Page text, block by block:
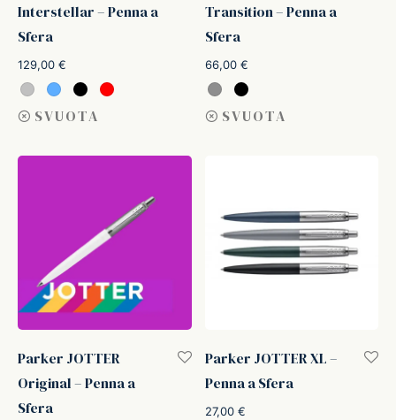
Interstellar – Penna a
Sfera
129,00 €
SVUOTA
Transition – Penna a
Sfera
66,00 €
SVUOTA
Parker JOTTER
Original – Penna a
Sfera
Parker JOTTER XL –
Penna a Sfera
27,00 €